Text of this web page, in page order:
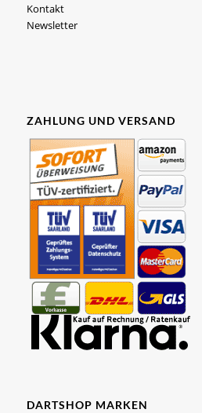
Kontakt
Newsletter
ZAHLUNG UND VERSAND
DARTSHOP MARKEN